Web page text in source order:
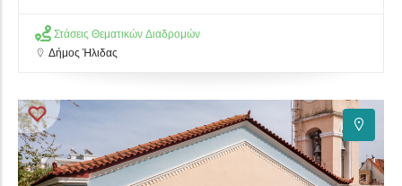
Στάσεις Θεματικών Διαδρομών
Δήμος Ήλιδας